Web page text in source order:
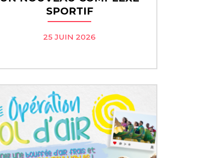
SPORTIF
25 JUIN 2026